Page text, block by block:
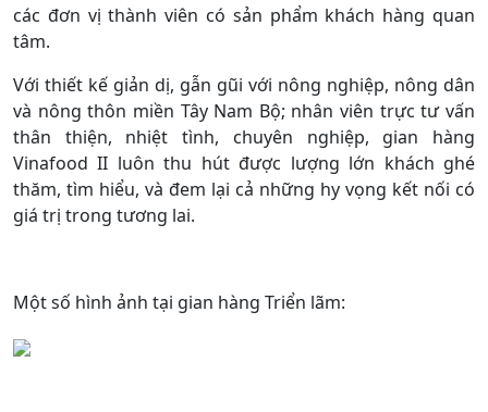
các đơn vị thành viên có sản phẩm khách hàng quan
tâm.
Với thiết kế giản dị, gẫn gũi với nông nghiệp, nông dân
và nông thôn miền Tây Nam Bộ; nhân viên trực tư vấn
thân thiện, nhiệt tình, chuyên nghiệp, gian hàng
Vinafood II luôn thu hút được lượng lớn khách ghé
thăm, tìm hiểu, và đem lại cả những hy vọng kết nối có
giá trị trong tương lai.
Một số hình ảnh tại gian hàng Triển lãm: